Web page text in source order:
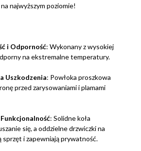
najwyższym poziomie!
i Odporność: Wykonany z wysokiej
na ekstremalne temperatury.
Uszkodzenia: Powłoka proszkowa
przed zarysowaniami i plamami
: Solidne koła
się, a oddzielne drzwiczki na
sprzęt i zapewniają prywatność.